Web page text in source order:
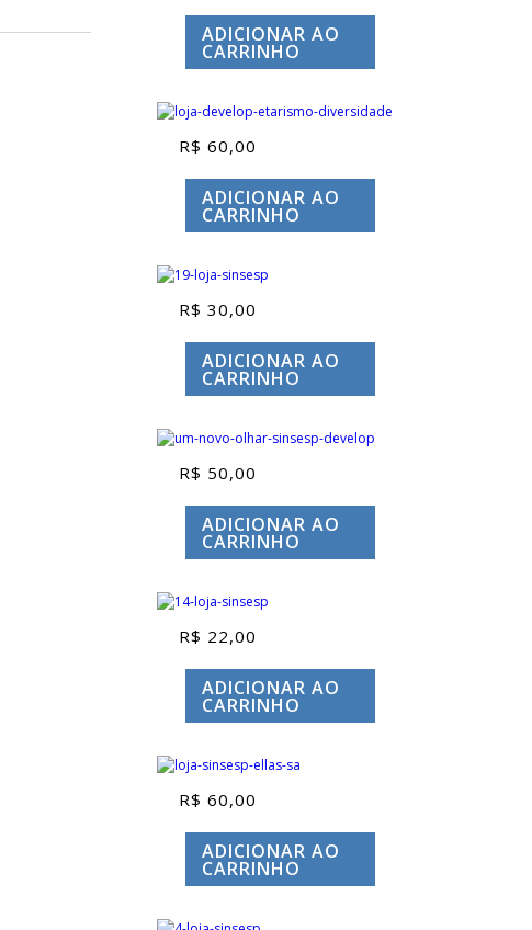
ADICIONAR AO
CARRINHO
R$ 60,00
ADICIONAR AO
CARRINHO
R$ 30,00
ADICIONAR AO
CARRINHO
R$ 50,00
ADICIONAR AO
CARRINHO
R$ 22,00
ADICIONAR AO
CARRINHO
R$ 60,00
ADICIONAR AO
CARRINHO